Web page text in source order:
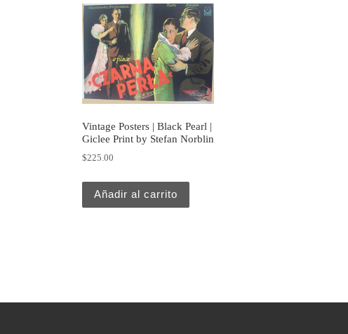
Vintage Posters | Black Pearl |
Giclee Print by Stefan Norblin
$225.00
Añadir al carrito